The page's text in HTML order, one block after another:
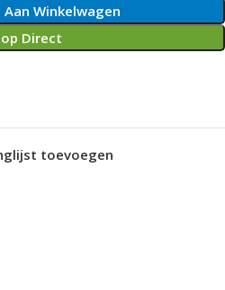
Winkelwagen
Direct
toevoegen